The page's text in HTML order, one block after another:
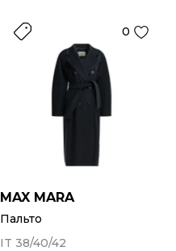
0
MAX MARA
Пальто
IT 38/40/42